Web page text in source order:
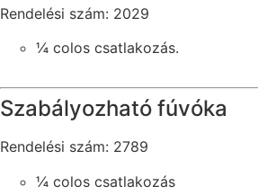
Rendelési szám: 2029
¼ colos csatlakozás.
Szabályozható fúvóka
Rendelési szám: 2789
¼ colos csatlakozás